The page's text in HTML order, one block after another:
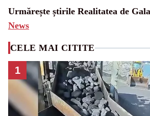
Urmărește știrile Realitatea de
News
CELE MAI CITITE
1